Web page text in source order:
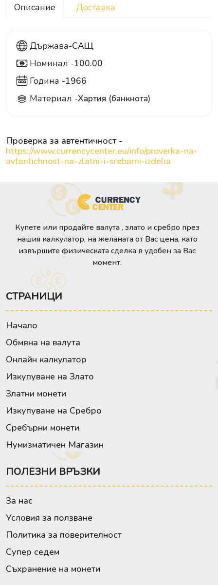
Описание Доставка
Държава-САЩ
100 Номинал -100.00
Година -1966
Материал -Хартия (банкнота)
Проверка за автентичност -
https://www.currencycenter.eu/info/proverka-na-
avtentichnost-na-zlatni-i-srebarni-izdelia
Купете или продайте валута , злато и сребро през
нашия калкулатор, на желаната от Вас цена, като
извършите физическата сделка в удобен за Вас
момент.
СТРАНИЦИ
Начало
Обмяна на валута
Онлайн калкулатор
Изкупуване на Злато
Златни монети
Изкупуване на Сребро
Сребърни монети
Нумизматичен Магазин
ПОЛЕЗНИ ВРЪЗКИ
За нас
Условия за ползване
Политика за поверителност
Супер седем
Съхранение на монети